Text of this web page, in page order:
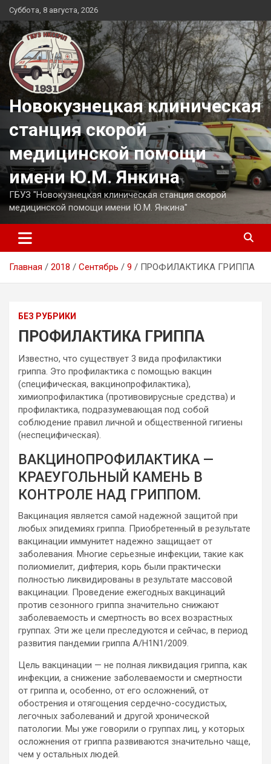
Перейти
к
содержимому
Суббота, 8 августа, 2026
Новокузнецкая клиническая
станция скорой
медицинской помощи
имени Ю.М. Янкина
ГБУЗ "Новокузнецкая клиническая станция скорой
медицинской помощи имени Ю.М. Янкина"
Главная 2018 Сентябрь 9 ПРОФИЛАКТИКА ГРИППА
БЕЗ РУБРИКИ
ПРОФИЛАКТИКА ГРИППА
Известно, что существует 3 вида профилактики
гриппа. Это профилактика с помощью вакцин
(специфическая, вакцинопрофилактика),
химиопрофилактика (противовирусные средства) и
профилактика, подразумевающая под собой
соблюдение правил личной и общественной гигиены
(неспецифическая).
ВАКЦИНОПРОФИЛАКТИКА —
КРАЕУГОЛЬНЫЙ КАМЕНЬ В
КОНТРОЛЕ НАД ГРИППОМ.
Вакцинация является самой надежной защитой при
любых эпидемиях гриппа. Приобретенный в результате
вакцинации иммунитет надежно защищает от
заболевания. Многие серьезные инфекции, такие как
полиомиелит, дифтерия, корь были практически
полностью ликвидированы в результате массовой
вакцинации. Проведение ежегодных вакцинаций
против сезонного гриппа значительно снижают
заболеваемость и смертность во всех возрастных
группах. Эти же цели преследуются и сейчас, в период
развития пандемии гриппа A/H1N1/2009.
Цель вакцинации — не полная ликвидация гриппа, как
инфекции, а снижение заболеваемости и смертности
от гриппа и, особенно, от его осложнений, от
обострения и отягощения сердечно-сосудистых,
легочных заболеваний и другой хронической
патологии. Мы уже говорили о группах лиц, у которых
осложнения от гриппа развиваются значительно чаще,
чем у остальных людей.